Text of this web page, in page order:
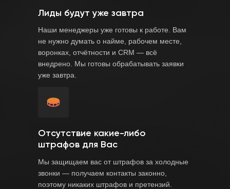
Наши менеджеры уже готовы к работе. Вам
не нужно думать о найме, рабочем месте,
воронках, отчётности и CRM — всё
внедрено. Мы готовы обрабатывать заявки
уже завтра.
Мы защищаем вас от штрафов за холодные
звонки — получаем контакты законно,
поэтому никаких штрафов и претензий.
Лиды будут уже завтра
Отсутствие какие-либо
штрафов для Вас